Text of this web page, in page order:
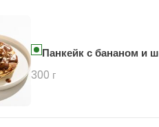
Панкейк с бананом и
300 г